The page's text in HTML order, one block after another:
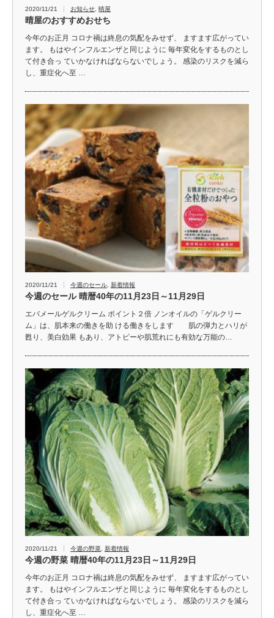
2020/11/21 お知らせ, 晴屋
晴屋のおすすめおせち
今年のお正月 コロナ禍は終息の気配をみせず、 ますます広がってい
ます。 もはやインフルエンザと同じように 毎年変化をするものとし
て付き合っ ていかなければならないでしょう。 感染のリスクを減ら
し、重症化へ至 …
2020/11/21 今週のセール 新着情報
今週のセール 晴暦40年の11月23日～11月29日
エバメールゲルクリーム ポイント２倍 ノンオイルの「ゲルクリー
ム」は、肌本来の働きを助 ける働きをします 肌の弾力とハリが
甦り、美白効果 もあり、アトピーや肌荒れにも有効な万能の…
2020/11/21 今週の野菜, 新着情報
今週の野菜 晴暦40年の11月23日～11月29日
今年のお正月 コロナ禍は終息の気配をみせず、 ますます広がってい
ます。 もはやインフルエンザと同じように 毎年変化をするものとし
て付き合っ ていかなければならないでしょう。 感染のリスクを減ら
し、重症化へ至 …